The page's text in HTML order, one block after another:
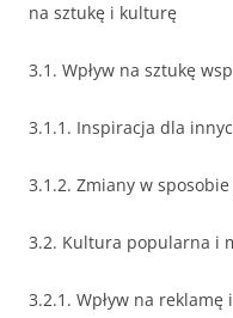
na sztukę i kulturę
3.1. Wpływ na sztukę
3.1.1. Inspiracja dla
3.1.2. Zmiany w
3.2. Kultura popularna i
3.2.1. Wpływ na reklamę